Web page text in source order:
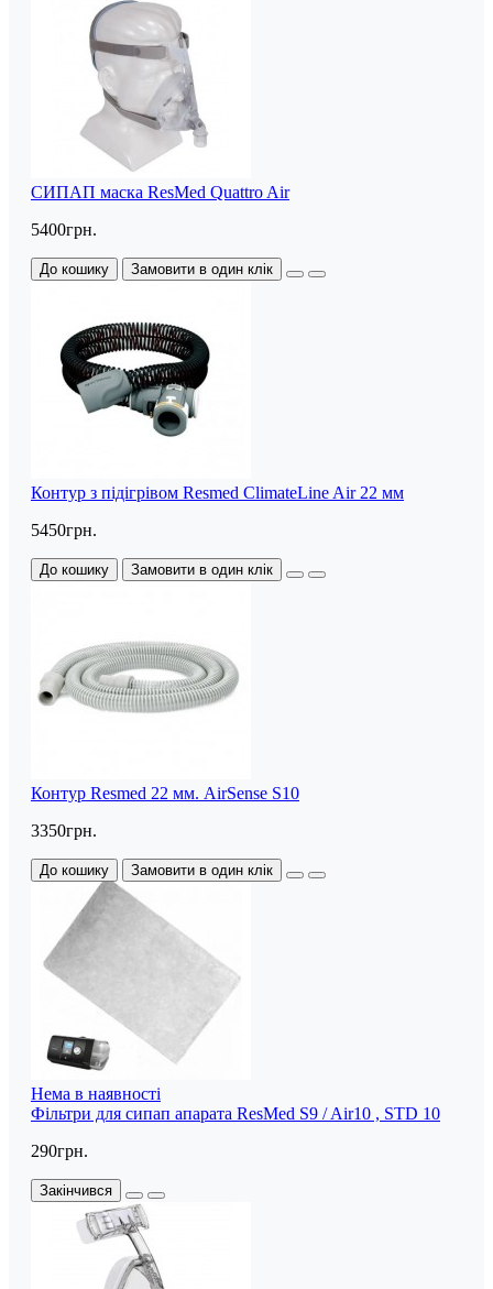
СИПАП маска ResMed Quattro Air
5400грн.
До кошику Замовити в один клік
Контур з підігрівом Resmed ClimateLine Air 22 мм
5450грн.
До кошику Замовити в один клік
Контур Resmed 22 мм. AirSense S10
3350грн.
До кошику Замовити в один клік
Нема в наявності
Фільтри для сипап апарата ResMed S9 / Air10 , STD 10
290грн.
Закінчився